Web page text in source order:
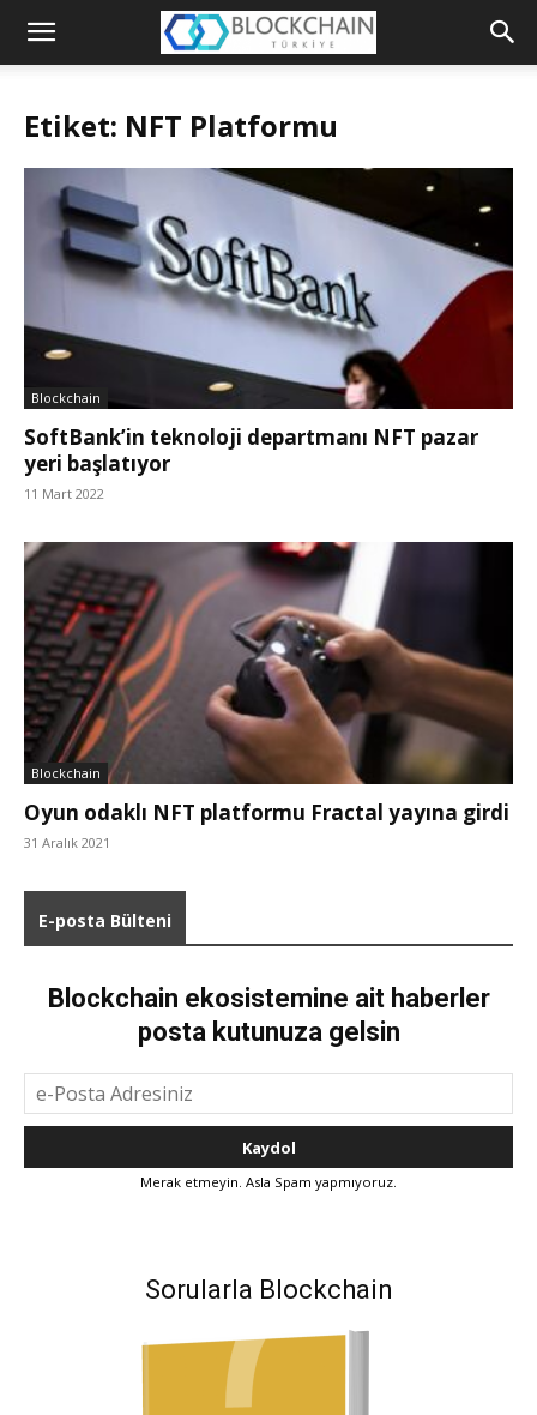
Blockchain
Etiket: NFT Platformu
Blockchain
SoftBank’in teknoloji departmanı NFT pazar
yeri başlatıyor
11 Mart 2022
Blockchain
Oyun odaklı NFT platformu Fractal yayına girdi
31 Aralık 2021
E-posta Bülteni
Blockchain ekosistemine ait haberler
posta kutunuza gelsin
Merak etmeyin. Asla Spam yapmıyoruz.
Sorularla Blockchain